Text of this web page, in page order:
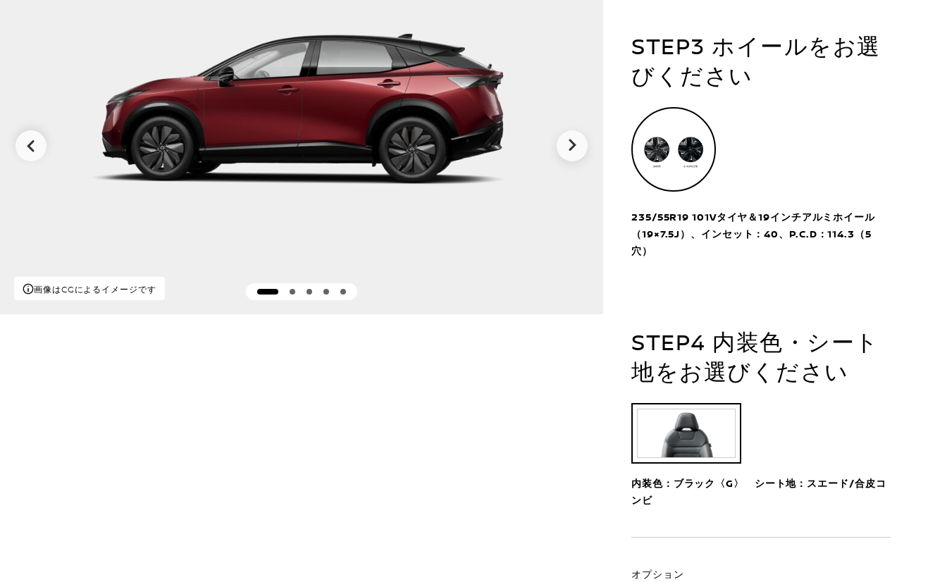
画像はCGによるイメージです
STEP3 ホイールをお選
びください
235/55R19 101Vタイヤ＆19インチアルミホイール
（19×7.5J）、インセット：40、P.C.D：114.3（5
穴）
STEP4 内装色・シート
地をお選びください
内装色：ブラック〈G〉 シート地：スエード/合皮コ
ンビ
オプション